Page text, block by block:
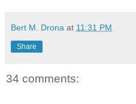
Bert M. Drona at 11:31 PM
Share
34 comments: